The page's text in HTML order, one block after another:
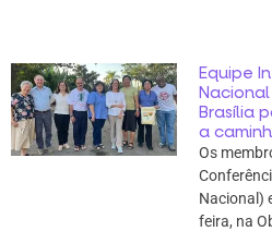
Equipe
Brasília
a
Os
Nacional)
feira, na